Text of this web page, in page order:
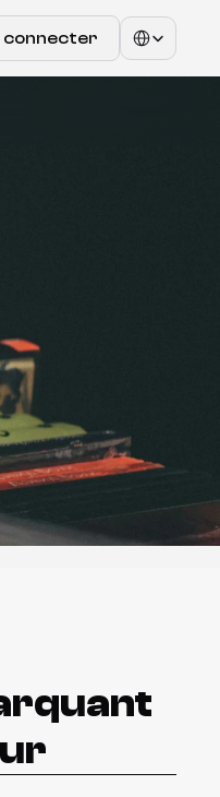
connecter
Select Language